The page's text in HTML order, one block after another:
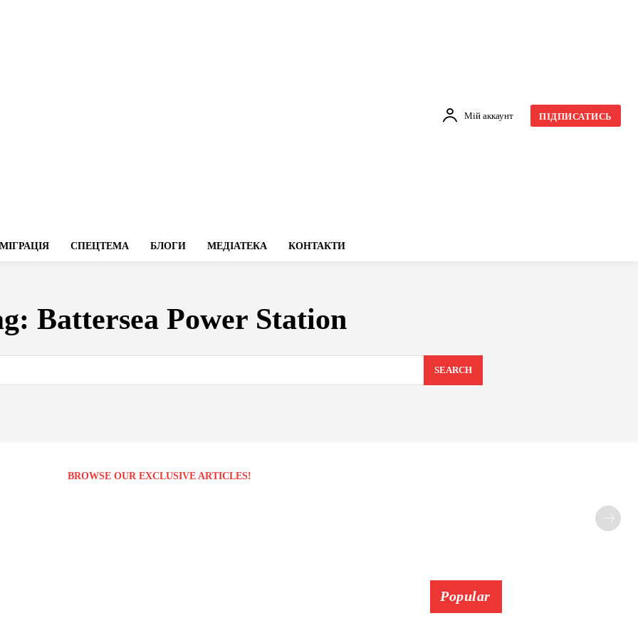
Мій аккаунт ПІДПИСАТИСЬ
МІГРАЦІЯ СПЕЦТЕМА БЛОГИ МЕДІАТЕКА КОНТАКТИ
Battersea Power Station
SEARCH
BROWSE OUR EXCLUSIVE ARTICLES!
Popular